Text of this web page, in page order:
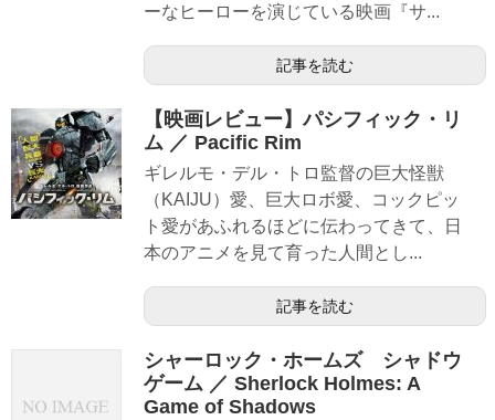
ーなヒーローを演じている映画『サ...
記事を読む
【映画レビュー】パシフィック・リ
ム ／ Pacific Rim
ギレルモ・デル・トロ監督の巨大怪獣
（KAIJU）愛、巨大ロボ愛、コックピッ
ト愛があふれるほどに伝わってきて、日
本のアニメを見て育った人間とし...
記事を読む
シャーロック・ホームズ シャドウ
ゲーム ／ Sherlock Holmes: A
Game of Shadows